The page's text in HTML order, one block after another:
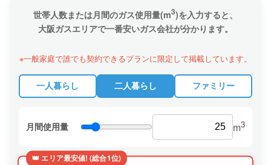
世帯人数または月間のガス使用量(m3)を入力すると、
大阪ガスエリアで一番安いガス会社が分かります。
※一般家庭で誰でも契約できるプランに限定して掲載しています。
一人暮らし 二人暮らし ファミリー
月間使用量 m3
👑 エリア最安値! (総合1位)